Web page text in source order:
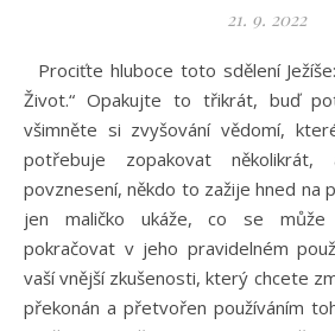
21. 9. 2022
Prociťte hluboce toto sdělení Ježíše: „JÁ JSEM Vzkříšení a
Život.“ Opakujte to třikrát, buď
všimněte si zvyšování vědomí,
potřebuje zopakovat
povznesení, někdo to zažije hned na
jen maličko ukáže, co se
pokračovat v jeho pravidelném
vaší vnější zkušenosti, který chcete
překonán a přetvořen používáním